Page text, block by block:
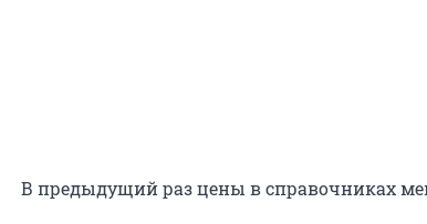
В предыдущий раз цены в справочниках